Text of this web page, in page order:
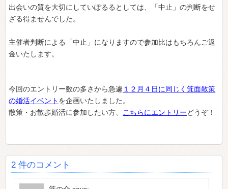
出会いの質を大切にしていぽるるとしては、「中止」の判断をせ
ざる得ませんでした。
主催者判断による「中止」になりますので参加比はもちろんご返
金いたします。
今回のエントリー数の多さから急遽 １２月４日に同じく箕面散策
の婚活イベント を企画いたしました。
散策・お散歩婚活に参加したい方、
こちらにエントリーどうぞ！
2 件のコメント